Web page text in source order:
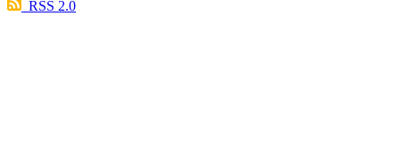
RSS 2.0